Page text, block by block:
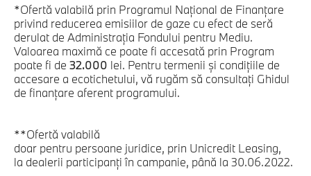
*Ofertă valabilă prin Programul Național de Finanţare
privind reducerea emisiilor de gaze cu efect de seră
derulat de Administraţia Fondului pentru Mediu.
Valoarea maximă ce poate fi accesată prin Program
poate fi de 32.000 lei. Pentru termenii și condițiile de
accesare a ecotichetului, vă rugăm să consultați Ghidul
de finanțare aferent programului.
**Ofertă valabilă
doar pentru persoane juridice, prin Unicredit Leasing,
la dealerii participanți în campanie, până la 30.06.2022.